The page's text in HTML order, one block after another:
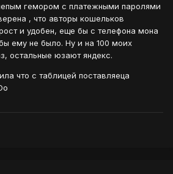
гемором с платежными паролями
, что авторы кошельков
и удобен, еще бы с телефона мона
ему не было. Ну и на 100 моих
остальные юзают яндекс.
что с таблицей поставляеца